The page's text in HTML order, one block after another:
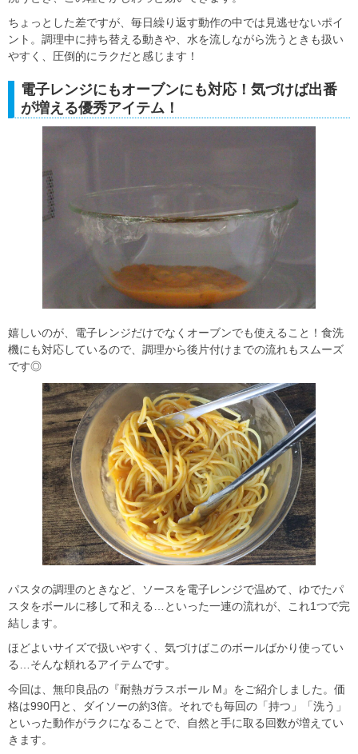
ちょっとした差ですが、毎日繰り返す動作の中では見逃せないポイ
ント。調理中に持ち替える動きや、水を流しながら洗うときも扱い
やすく、圧倒的にラクだと感じます！
電子レンジにもオーブンにも対応！気づけば出番
が増える優秀アイテム！
嬉しいのが、電子レンジだけでなくオーブンでも使えること！食洗
機にも対応しているので、調理から後片付けまでの流れもスムーズ
です◎
パスタの調理のときなど、ソースを電子レンジで温めて、ゆでたパ
スタをボールに移して和える…といった一連の流れが、これ1つで完
結します。
ほどよいサイズで扱いやすく、気づけばこのボールばかり使ってい
る…そんな頼れるアイテムです。
今回は、無印良品の『耐熱ガラスボール M』をご紹介しました。価
格は990円と、ダイソーの約3倍。それでも毎回の「持つ」「洗う」
といった動作がラクになることで、自然と手に取る回数が増えてい
きます。